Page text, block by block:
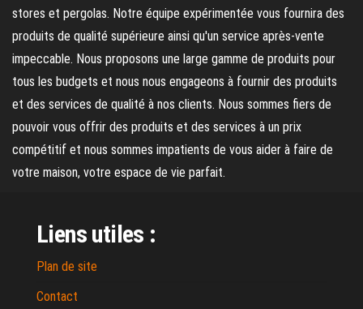
stores et pergolas. Notre équipe expérimentée vous fournira des
produits de qualité supérieure ainsi qu'un service après-vente
impeccable. Nous proposons une large gamme de produits pour
tous les budgets et nous nous engageons à fournir des produits
et des services de qualité à nos clients. Nous sommes fiers de
pouvoir vous offrir des produits et des services à un prix
compétitif et nous sommes impatients de vous aider à faire de
votre maison, votre espace de vie parfait.
Liens utiles :
Plan de site
Contact